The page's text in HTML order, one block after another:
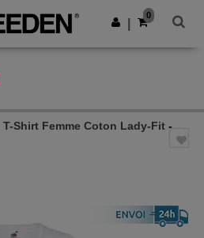
!
Obtenir l'appli
0
T-Shirt Femme Coton Lady-Fit -